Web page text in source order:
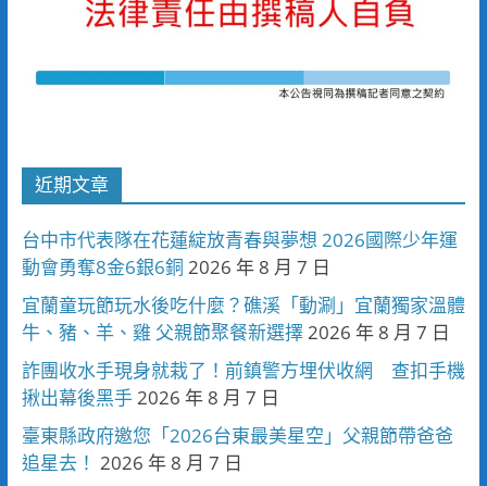
近期文章
台中市代表隊在花蓮綻放青春與夢想 2026國際少年運
動會勇奪8金6銀6銅 2026 年 8 月 7 日
宜蘭童玩節玩水後吃什麼？礁溪「動涮」宜蘭獨家溫體
牛、豬、羊、雞 父親節聚餐新選擇2026 年 8 月 7 日
詐團收水手現身就栽了！前鎮警方埋伏收網 查扣手機
揪出幕後黑手2026 年 8 月 7 日
臺東縣政府邀您「2026台東最美星空」父親節帶爸爸
追星去！ 2026 年 8 月 7 日